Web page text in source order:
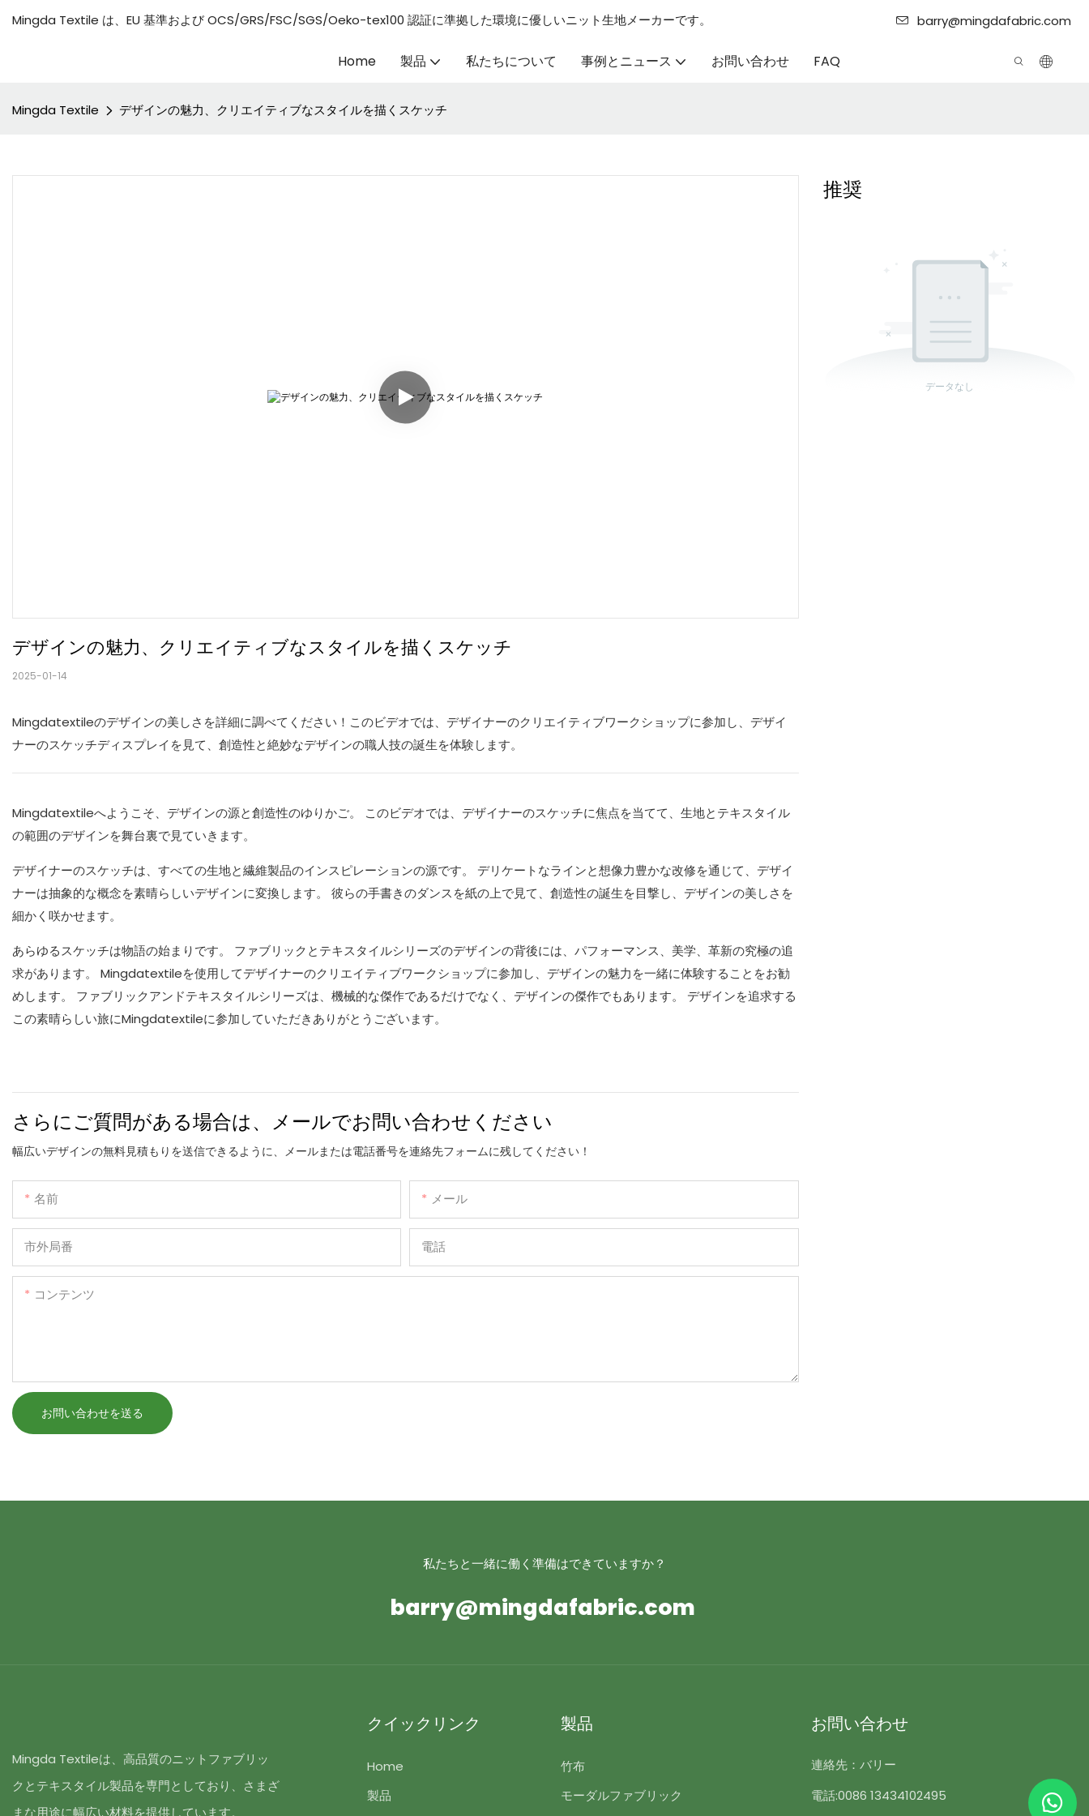
Mingda Textile は、EU 基準および OCS/GRS/FSC/SGS/Oeko-tex100 認証に準拠した環境に優しいニット生地メーカーです。 barry@mingdafabric.com
Home 製品 私たちについて 事例とニュース お問い合わせ FAQ
Mingda Textile デザインの魅力、クリエイティブなスタイルを描くスケッチ
デザインの魅力、クリエイティブなスタイルを描くスケッチ
2025-01-14
Mingdatextileのデザインの美しさを詳細に調べてください！このビデオでは、デザイナーのクリエイティブワークショップに参加し、デザイ
ナーのスケッチディスプレイを見て、創造性と絶妙なデザインの職人技の誕生を体験します。
Mingdatextileへようこそ、デザインの源と創造性のゆりかご。 このビデオでは、デザイナーのスケッチに焦点を当てて、生地とテキスタイル
の範囲のデザインを舞台裏で見ていきます。
デザイナーのスケッチは、すべての生地と繊維製品のインスピレーションの源です。 デリケートなラインと想像力豊かな改修を通じて、デザイ
ナーは抽象的な概念を素晴らしいデザインに変換します。 彼らの手書きのダンスを紙の上で見て、創造性の誕生を目撃し、デザインの美しさを
細かく咲かせます。
あらゆるスケッチは物語の始まりです。 ファブリックとテキスタイルシリーズのデザインの背後には、パフォーマンス、美学、革新の究極の追
求があります。 Mingdatextileを使用してデザイナーのクリエイティブワークショップに参加し、デザインの魅力を一緒に体験することをお勧
めします。 ファブリックアンドテキスタイルシリーズは、機械的な傑作であるだけでなく、デザインの傑作でもあります。 デザインを追求する
この素晴らしい旅にMingdatextileに参加していただきありがとうございます。
さらにご質問がある場合は、メールでお問い合わせください
幅広いデザインの無料見積もりを送信できるように、メールまたは電話番号を連絡先フォームに残してください！
名前 メール
市外局番 電話
コンテンツ
お問い合わせを送る
推奨
データなし
私たちと一緒に働く準備はできていますか？
barry@mingdafabric.com
Mingda Textileは、高品質のニットファブリッ
クとテキスタイル製品を専門としており、さまざ
まな用途に幅広い材料を提供しています。
クイックリンク
Home
製品
製品
竹布
モーダルファブリック
お問い合わせ
連絡先：バリー
電話:0086 13434102495